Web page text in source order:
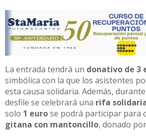
La entrada tendrá un donativo de 3
simbólica con la que los asistentes
esta causa solidaria. Además,
desfile se celebrará una rifa
solo 1 eurose podrá participar para
gitana con mantoncillo, donado por